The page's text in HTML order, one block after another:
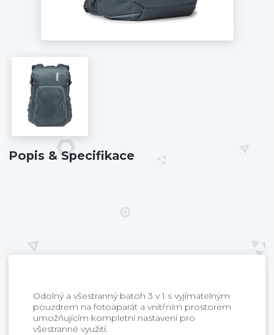
Popis & Specifikace
Odolný a všestranný batoh 3 v 1 s vyjímatelným
pouzdrem na fotoaparát a vnitřním prostorem
umožňujícím kompletní nastavení pro
všestranné využití.